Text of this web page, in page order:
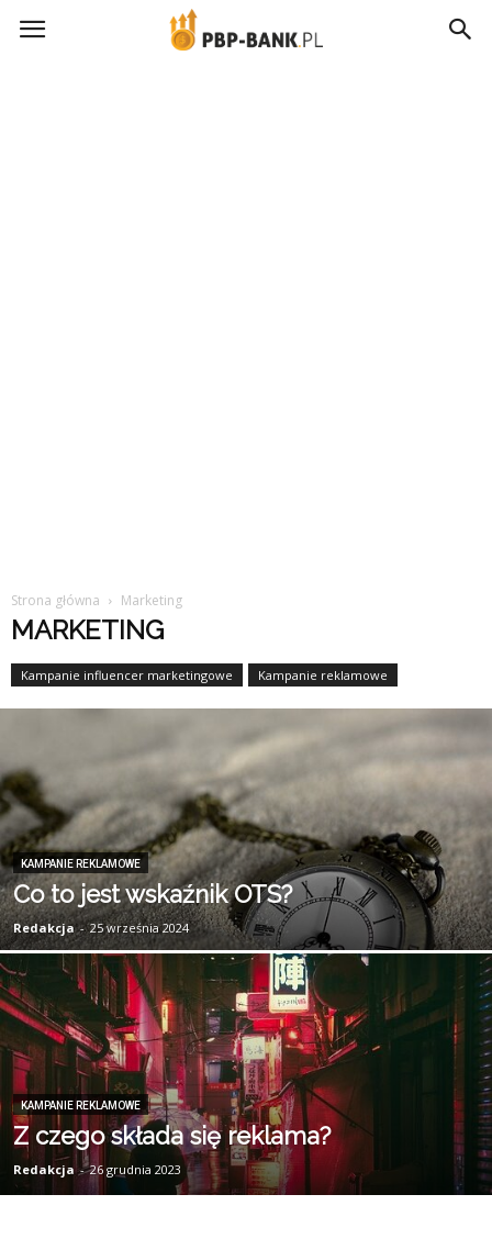
pbp-
Strona główna Marketing
MARKETING
Kampanie influencer marketingowe Kampanie reklamowe
KAMPANIE REKLAMOWE
Co to jest wskaźnik OTS?
Redakcja - 25 września 2024
KAMPANIE REKLAMOWE
Z czego składa się reklama?
Redakcja - 26 grudnia 2023